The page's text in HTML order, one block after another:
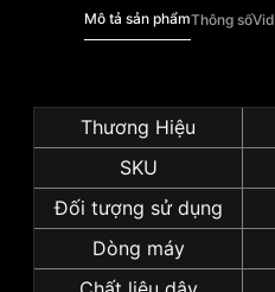
Mô tả sản phẩmThông số
Thương Hiệu
SKU
Đối tượng sử dụng
Dòng máy